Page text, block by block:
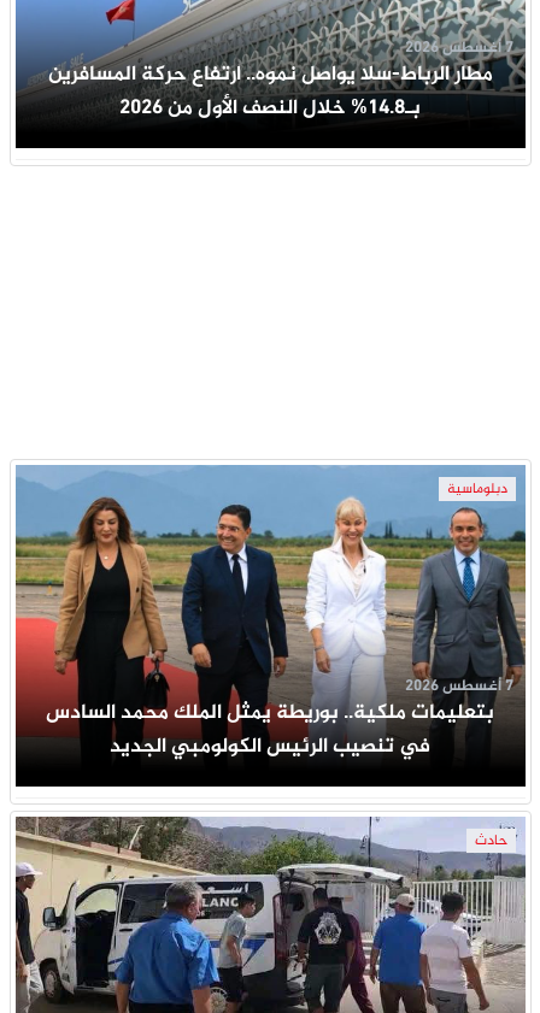
مطار الرباط-سلا يواصل نموه.. ارتفاع حركة المسافرين
بـ14.8% خلال النصف الأول من 2026
7 أغسطس 2026
دبلوماسية
بتعليمات ملكية.. بوريطة يمثل الملك محمد السادس
في تنصيب الرئيس الكولومبي الجديد
7 أغسطس 2026
حادث